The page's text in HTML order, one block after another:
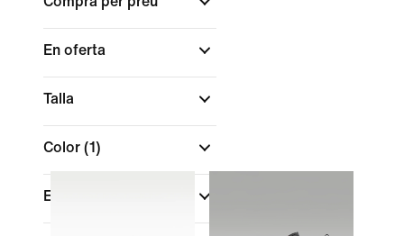
En oferta
Talla
Color (1)
Esports